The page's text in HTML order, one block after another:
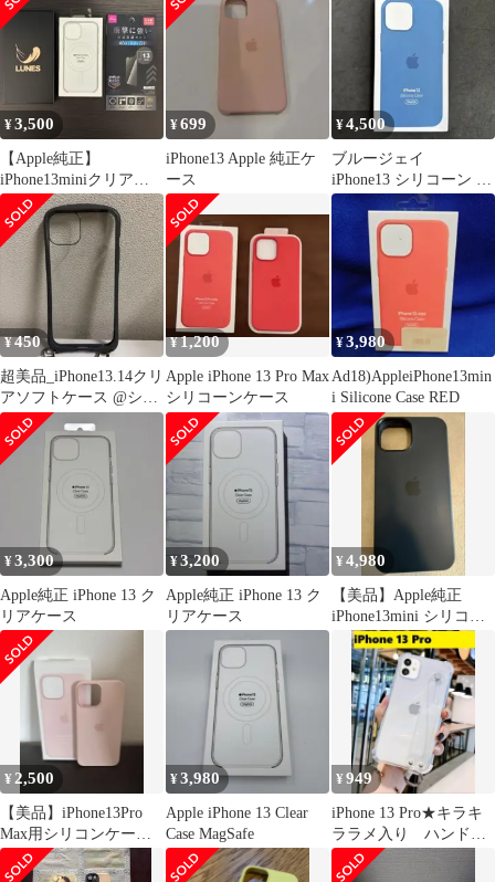
¥3,500
【Apple純正】
iPhone13miniクリアケ
ース(おまけ付き)
¥699
iPhone13 Apple 純正ケ
ース
¥4,500
ブルージェイ
iPhone13 シリコーン ア
ップル Apple 新品
¥450
超美品_iPhone13.14クリ
アソフトケース @ショ
ルダーひも付き
¥1,200
Apple iPhone 13 Pro Max
シリコーンケース
¥3,980
Ad18)AppleiPhone13min
i Silicone Case RED
¥3,300
Apple純正 iPhone 13 ク
リアケース
¥3,200
Apple純正 iPhone 13 ク
リアケース
¥4,980
【美品】Apple純正
iPhone13mini シリコン
MagSafe対応
¥ 2,500
【美品】iPhone13Pro
Max用シリコンケース
MagSafe対応
¥3,980
Apple iPhone 13 Clear
Case MagSafe
¥949
iPhone 13 Pro★キラキ
ララメ入り ハンドス
トラップベルト